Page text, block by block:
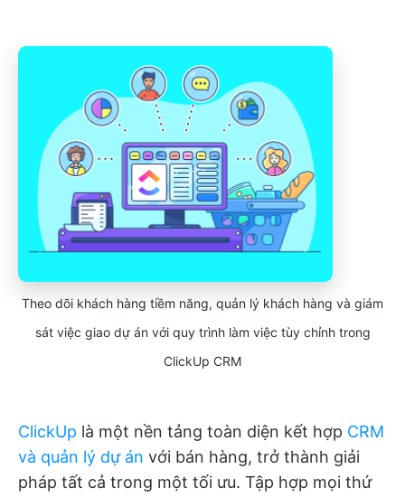
Theo dõi khách hàng tiềm năng, quản lý khách hàng và giám
sát việc giao dự án với quy trình làm việc tùy chỉnh trong
ClickUp CRM
ClickUp là một nền tảng toàn diện kết hợp CRM
và quản lý dự án với bán hàng, trở thành giải
pháp tất cả trong một tối ưu. Tập hợp mọi thứ